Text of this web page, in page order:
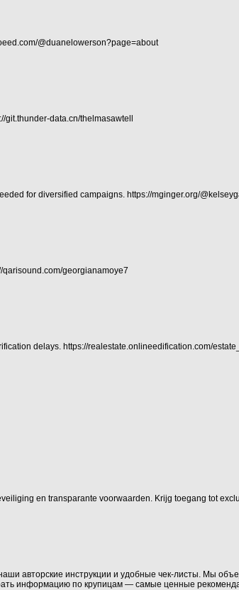
@duanelowerson?page=about
git.thunder-data.cn/thelmasawtell
for diversified campaigns. https://mginger.org/
qarisound.com/georgianamoye7
delays. https://realestate.onlineedification.com/
en transparante voorwaarden. Krijg toegang tot
авторские инструкции и удобные чек-листы. Мы
информацию по крупицам — самые ценные